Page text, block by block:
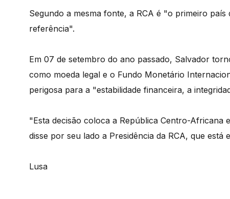
Segundo a mesma fonte, a RCA é "o primeiro país
referência".
Em 07 de setembro do ano passado, Salvador
como moeda legal e o Fundo Monetário
perigosa para a "estabilidade financeira, a
"Esta decisão coloca a República Centro-Africana
disse por seu lado a Presidência da RCA, que está
Lusa